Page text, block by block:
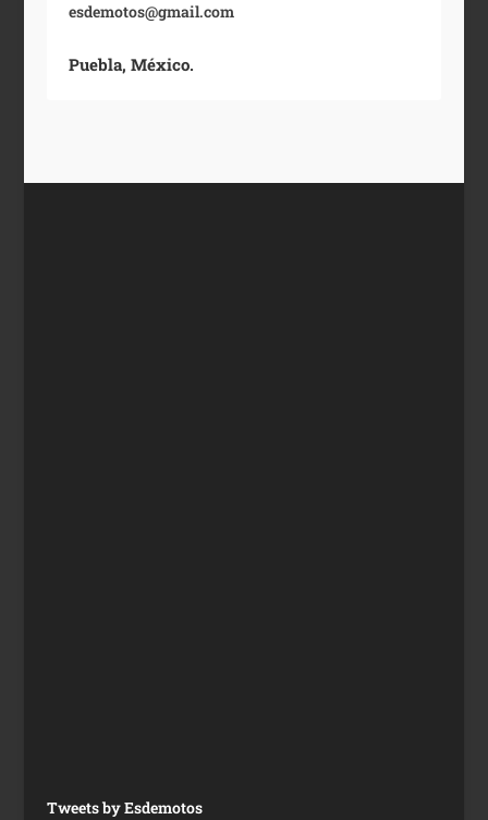
esdemotos@gmail.com
Puebla, México.
Tweets by Esdemotos